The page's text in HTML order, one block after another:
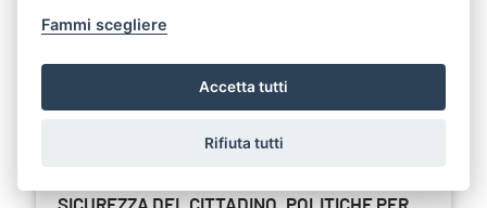
Santeramo in Colle”.
Sezione:Determinazioni dirigenziali aventi contenuto di
Argomenti:Agricoltura e sviluppo rurale
Fammi scegliere
Accetta tutti
Rifiuta tutti